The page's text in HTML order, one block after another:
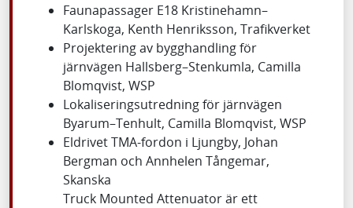
Faunapassager E18 Kristinehamn–
Karlskoga, Kenth Henriksson, Trafikverket
Projektering av bygghandling för
järnvägen Hallsberg–Stenkumla, Camilla
Blomqvist, WSP
Lokaliseringsutredning för järnvägen
Byarum–Tenhult, Camilla Blomqvist, WSP
Eldrivet TMA-fordon i Ljungby, Johan
Bergman och Annhelen Tångemar,
Skanska
Truck Mounted Attenuator är ett